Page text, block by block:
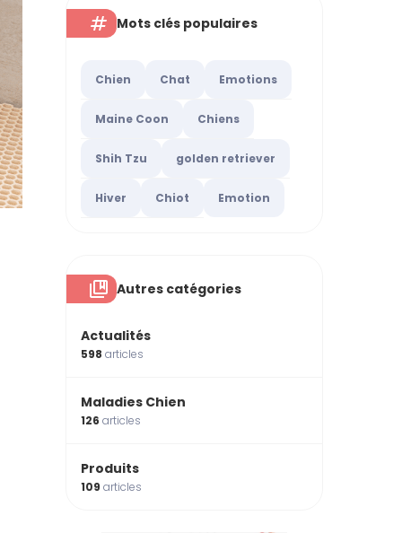
Mots clés populaires
Chien Chat Emotions
Maine Coon Chiens
Shih Tzu golden retriever
Hiver Chiot Emotion
Autres catégories
Actualités
598 articles
Maladies Chien
126 articles
Produits
109 articles